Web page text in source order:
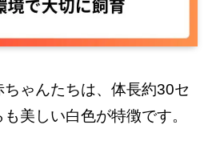
ゃんたちは、体長約30セ
美しい白色が特徴です。